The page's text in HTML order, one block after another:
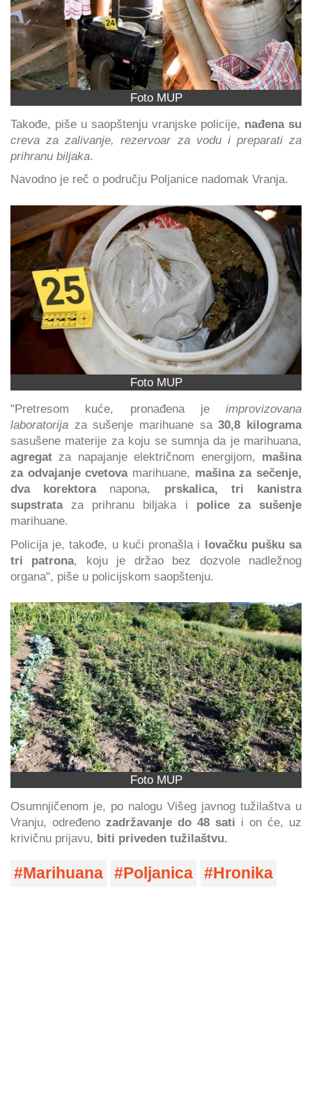
Foto MUP
Takođe, piše u saopštenju vranjske policije, nađena su
creva za zalivanje, rezervoar za vodu i preparati za
prihranu biljaka.
Navodno je reč o području Poljanice nadomak Vranja.
Foto MUP
"Pretresom kuće, pronađena je improvizovana
laboratorija za sušenje marihuane sa30,8 kilograma
sasušene materije za koju se sumnja da je marihuana,
agregat za napajanje električnom energijom, mašina
za odvajanje cvetovamarihuane, mašina za sečenje,
dva korektoranapona, prskalica, tri kanistra
supstrata za prihranu biljaka i police za sušenje
marihuane.
Policija je, takođe, u kući pronašla i lovačku pušku sa
tri patrona, koju je držao bez dozvole nadležnog
organa", piše u policijskom saopštenju.
Foto MUP
Osumnjičenom je, po nalogu Višeg javnog tužilaštva u
Vranju, određeno zadržavanje do 48 sati i on će, uz
krivičnu prijavu, biti priveden tužilaštvu.
Marihuana Poljanica Hronika